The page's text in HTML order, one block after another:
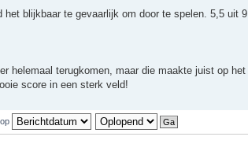
blijkbaar te gevaarlijk om door te spelen. 5,5 uit 9
helemaal terugkomen, maar die maakte juist op het
score in een sterk veld!